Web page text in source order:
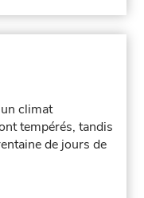
climat
tempérés, tandis
de jours de